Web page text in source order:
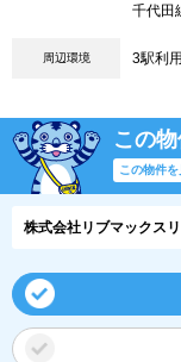
千代田
周辺環境 3駅利
この
この物件
株式会社リブマックス